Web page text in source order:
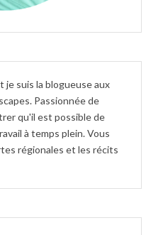
je suis la blogueuse aux
Passionnée de
qu'il est possible de
à temps plein. Vous
régionales et les récits